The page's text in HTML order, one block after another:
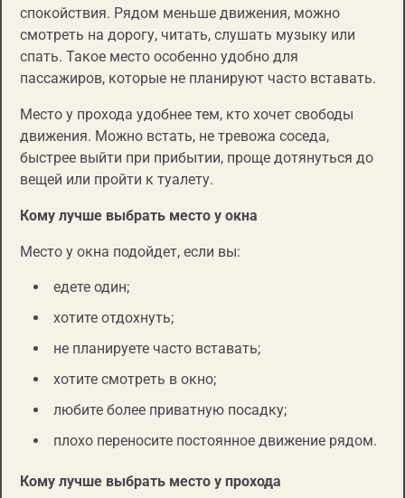
спокойствия. Рядом меньше движения, можно
смотреть на дорогу, читать, слушать музыку или
спать. Такое место особенно удобно для
пассажиров, которые не планируют часто вставать.
Место у прохода удобнее тем, кто хочет свободы
движения. Можно встать, не тревожа соседа,
быстрее выйти при прибытии, проще дотянуться до
вещей или пройти к туалету.
Кому лучше выбрать место у окна
Место у окна подойдет, если вы:
едете один;
хотите отдохнуть;
не планируете часто вставать;
хотите смотреть в окно;
любите более приватную посадку;
плохо переносите постоянное движение рядом.
Кому лучше выбрать место у прохода